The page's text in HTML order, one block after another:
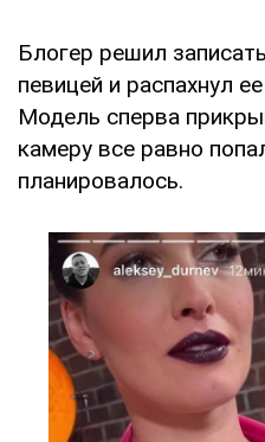
Блогер решил
певицей и распахнул
Модель сперва
камеру все равно
планировалось.